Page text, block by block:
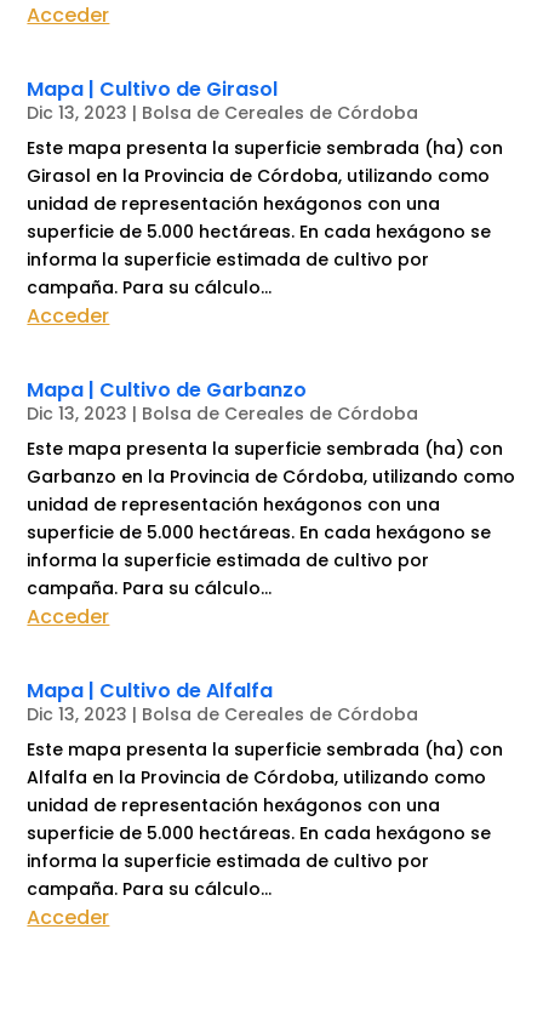
Acceder
Mapa | Cultivo de Girasol
Dic 13, 2023 | Bolsa de Cereales de Córdoba
Este mapa presenta la superficie sembrada (ha) con
Girasol en la Provincia de Córdoba, utilizando como
unidad de representación hexágonos con una
superficie de 5.000 hectáreas. En cada hexágono se
informa la superficie estimada de cultivo por
campaña. Para su cálculo...
Acceder
Mapa | Cultivo de Garbanzo
Dic 13, 2023 | Bolsa de Cereales de Córdoba
Este mapa presenta la superficie sembrada (ha) con
Garbanzo en la Provincia de Córdoba, utilizando como
unidad de representación hexágonos con una
superficie de 5.000 hectáreas. En cada hexágono se
informa la superficie estimada de cultivo por
campaña. Para su cálculo...
Acceder
Mapa | Cultivo de Alfalfa
Dic 13, 2023 | Bolsa de Cereales de Córdoba
Este mapa presenta la superficie sembrada (ha) con
Alfalfa en la Provincia de Córdoba, utilizando como
unidad de representación hexágonos con una
superficie de 5.000 hectáreas. En cada hexágono se
informa la superficie estimada de cultivo por
campaña. Para su cálculo...
Acceder